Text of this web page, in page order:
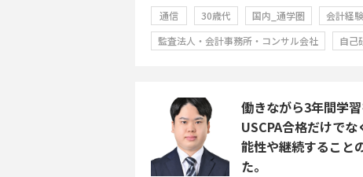
通信 30歳代 国内_通学圏
会計経
監査法人・会計事務所・コンサル会社
自己
働きながら3年間学習
USCPA合格だけで
能性や継続すること
た。